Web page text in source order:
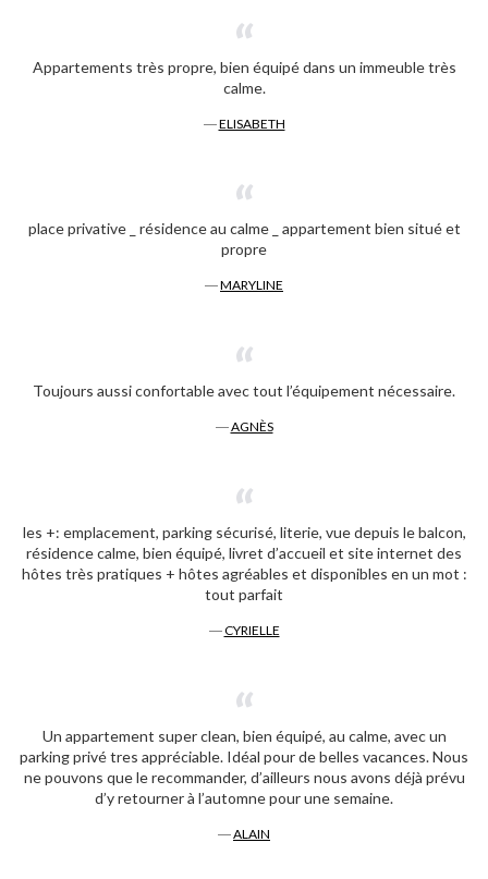
Appartements très propre, bien équipé dans un immeuble très
calme.
―ELISABETH
place privative _ résidence au calme _ appartement bien situé et
propre
―MARYLINE
Toujours aussi confortable avec tout l’équipement nécessaire.
―AGNÈS
les +: emplacement, parking sécurisé, literie, vue depuis le balcon,
résidence calme, bien équipé, livret d’accueil et site internet des
hôtes très pratiques + hôtes agréables et disponibles en un mot :
tout parfait
―CYRIELLE
Un appartement super clean, bien équipé, au calme, avec un
parking privé tres appréciable. Idéal pour de belles vacances. Nous
ne pouvons que le recommander, d’ailleurs nous avons déjà prévu
d’y retourner à l’automne pour une semaine.
―ALAIN